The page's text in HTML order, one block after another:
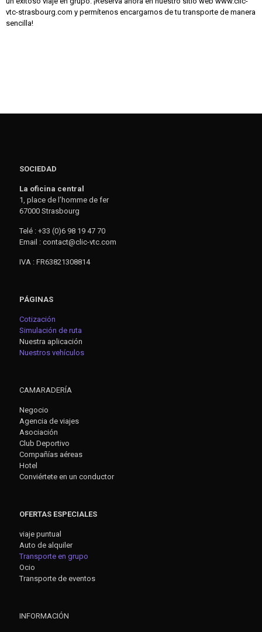
vtc-strasbourg.com y permítenos encargarnos de tu transporte de manera
sencilla!
SOCIEDAD
La oficina central
1, place de l’homme de fer
67000 Strasbourg
Telé : +33 (0)6 98 19 47 70
Email : contact@clic-vtc.com
IVA : FR63821308814
PÁGINAS
Cotización
Simulación de ruta
Nuestra aplicación
Nuestros vehículos
CAMARADERÍA
Negocio
Agencia de viajes
Asociación
Club Deportivo
Compañías aéreas
Hotel
Conviértete en un conductor
OFERTAS ESPECIALES
viaje puntual
Auto de alquiler
Transporte en grupo
Ocio
Transporte de eventos
INFORMACIÓN